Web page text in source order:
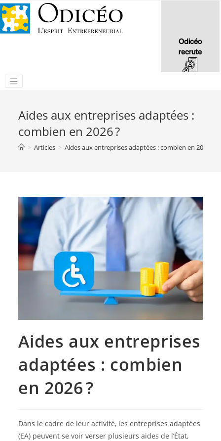
Odicéo
recrute
Aides aux entreprises adaptées :
combien en 2026 ?
> Articles > Aides aux entreprises adaptées : combien en 2026 ?
Aides aux entreprises
adaptées : combien
en 2026 ?
Dans le cadre de leur activité, les entreprises adaptées
(EA) peuvent se voir verser plusieurs aides de l’État,